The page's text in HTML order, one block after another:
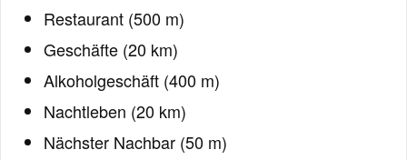
Restaurant (500 m)
Geschäfte (20 km)
Alkoholgeschäft (400 m)
Nachtleben (20 km)
Nächster Nachbar (50 m)